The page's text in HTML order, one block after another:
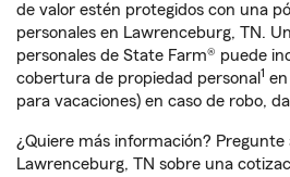
de valor estén protegidos con una
personales en Lawrenceburg, TN.
personales de State Farm® puede
cobertura de propiedad personal 1
para vacaciones) en caso de robo,
¿Quiere más información? Pregunte
Lawrenceburg, TN sobre una